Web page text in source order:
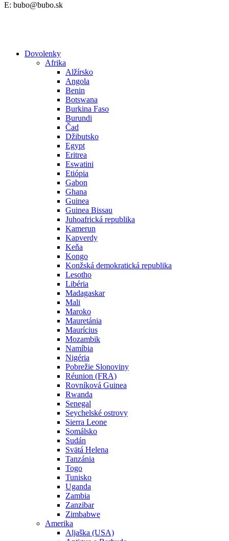
E: bubo@bubo.sk
Dovolenky
Afrika
Alžírsko
Angola
Benin
Botswana
Burkina Faso
Burundi
Čad
Džibutsko
Egypt
Eritrea
Eswatini
Etiópia
Gabon
Ghana
Guinea
Guinea Bissau
Juhoafrická republika
Kamerun
Kapverdy
Keňa
Kongo
Konžská demokratická republika
Lesotho
Libéria
Madagaskar
Mali
Maroko
Mauretánia
Maurícius
Mozambik
Namíbia
Nigéria
Pobrežie Slonoviny
Réunion (FRA)
Rovníková Guinea
Rwanda
Senegal
Seychelské ostrovy
Sierra Leone
Somálsko
Sudán
Svätá Helena
Tanzánia
Togo
Tunisko
Uganda
Zambia
Zanzibar
Zimbabwe
Amerika
Aljaška (USA)